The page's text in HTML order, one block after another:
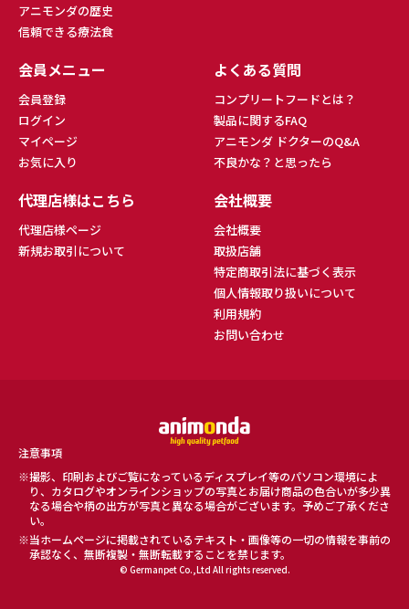
アニモンダの歴史
信頼できる療法食
会員メニュー
会員登録
ログイン
マイページ
お気に入り
よくある質問
コンプリートフードとは？
製品に関するFAQ
アニモンダ ドクターのQ&A
不良かな？と思ったら
代理店様はこちら
代理店様ページ
新規お取引について
会社概要
会社概要
取扱店舗
特定商取引法に基づく表示
個人情報取り扱いについて
利用規約
お問い合わせ
注意事項
撮影、印刷およびご覧になっているディスプレイ等のパソコン環境によ
り、カタログやオンラインショップの写真とお届け商品の色合いが多少異
なる場合や柄の出方が写真と異なる場合がございます。予めご了承くださ
い。
当ホームページに掲載されているテキスト・画像等の一切の情報を事前の
承認なく、無断複製・無断転載することを禁じます。
© Germanpet Co.,Ltd All rights reserved.